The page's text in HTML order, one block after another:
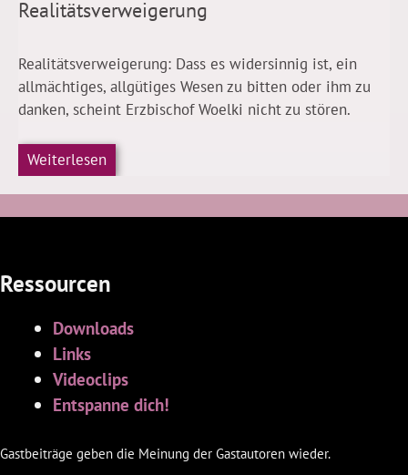
Realitätsverweigerung
Realitätsverweigerung: Dass es widersinnig ist, ein
allmächtiges, allgütiges Wesen zu bitten oder ihm zu
danken, scheint Erzbischof Woelki nicht zu stören.
Weiterlesen
Ressourcen
Downloads
Links
Videoclips
Entspanne dich!
Gastbeiträge geben die Meinung der Gastautoren wieder.